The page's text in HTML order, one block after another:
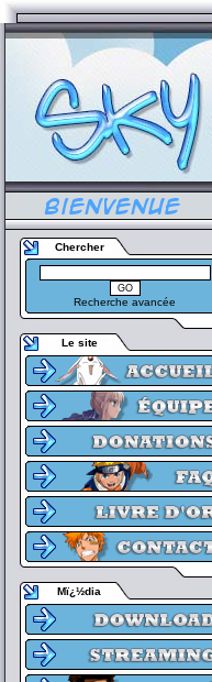
Chercher
Recherche avancée
Le site
Mï¿½dia